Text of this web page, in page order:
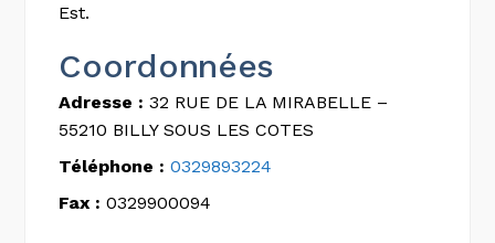
Est.
Coordonnées
Adresse : 32 RUE DE LA MIRABELLE –
55210 BILLY SOUS LES COTES
Téléphone : 0329893224
Fax : 0329900094